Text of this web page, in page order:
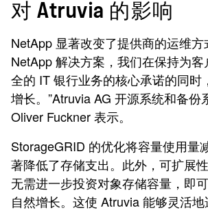
对 Atruvia 的影响
NetApp 显著改变了提供商的运维方
NetApp 解决方案，我们在保持为
全的 IT 银行业务的核心承诺的同时
增长。”Atruvia AG 开源系统和备份
Oliver Fuckner 表示。
StorageGRID 的优化将容量使用量
著降低了存储支出。此外，可扩展
无需进一步投资对象存储容量，即
自然增长。这使 Atruvia 能够灵活地